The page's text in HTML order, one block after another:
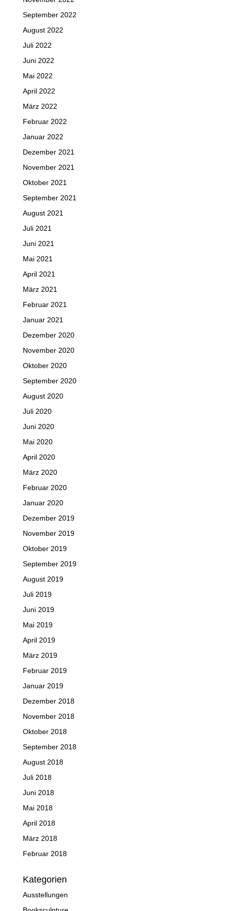
September 2022
August 2022
Juli 2022
Juni 2022
Mai 2022
April 2022
März 2022
Februar 2022
Januar 2022
Dezember 2021
November 2021
Oktober 2021
September 2021
August 2021
Juli 2021
Juni 2021
Mai 2021
April 2021
März 2021
Februar 2021
Januar 2021
Dezember 2020
November 2020
Oktober 2020
September 2020
August 2020
Juli 2020
Juni 2020
Mai 2020
April 2020
März 2020
Februar 2020
Januar 2020
Dezember 2019
November 2019
Oktober 2019
September 2019
August 2019
Juli 2019
Juni 2019
Mai 2019
April 2019
März 2019
Februar 2019
Januar 2019
Dezember 2018
November 2018
Oktober 2018
September 2018
August 2018
Juli 2018
Juni 2018
Mai 2018
April 2018
März 2018
Februar 2018
Kategorien
Ausstellungen